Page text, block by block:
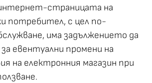
страницата на
потребител, с цел по-
има задължението да
евентуални промени на
на електронния магазин при